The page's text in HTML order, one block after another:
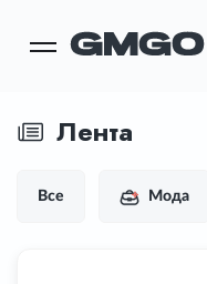
Лента
Все Мода